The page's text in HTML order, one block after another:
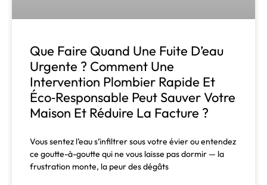
Que Faire Quand Une Fuite D’eau
Urgente ? Comment Une
Intervention Plombier Rapide Et
Éco‑responsable Peut Sauver Votre
Maison Et Réduire La Facture ?
Vous sentez l’eau s’infiltrer sous votre évier ou entendez
ce goutte-à-goutte qui ne vous laisse pas dormir — la
frustration monte, la peur des dégâts